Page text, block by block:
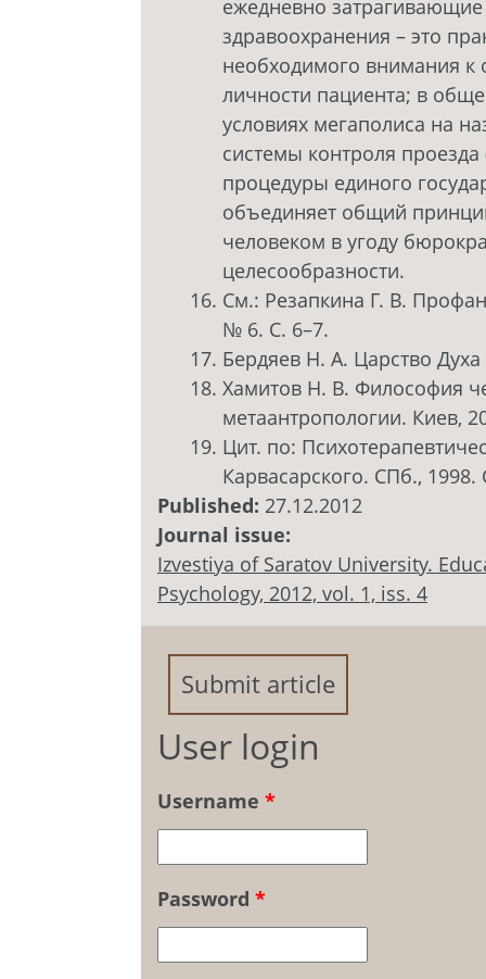
ежедневно
здравоохранения – это
необходимого внимания к
личности пациента; в
условиях мегаполиса на
системы контроля
процедуры единого
объединяет общий
человеком в угоду
целесообразности.
См.: Резапкина Г. В.
№ 6. С. 6–7.
Бердяев Н. А. Царство
Хамитов Н. В. Философия
метаантропологии. Киев,
Цит. по:
Карвасарского. СПб., 1998.
Published: 27.12.2012
Journal issue:
Izvestiya of Saratov University.
Psychology, 2012, vol. 1, iss. 4
Submit article
User login
Username *
Password *